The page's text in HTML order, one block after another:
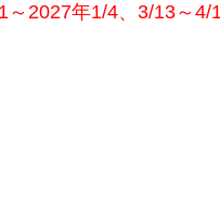
2027年1/4、3/13～4/